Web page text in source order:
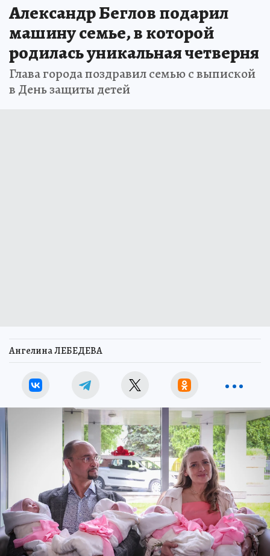
Александр Беглов подарил
машину семье, в которой
родилась уникальная четверня
Глава города поздравил семью с выпиской
в День защиты детей
Ангелина ЛЕБЕДЕВА